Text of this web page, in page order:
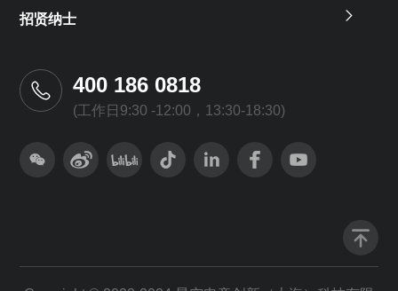
招贤纳士
400 186 0818
(工作日9:30 -12:00，13:30-18:30)